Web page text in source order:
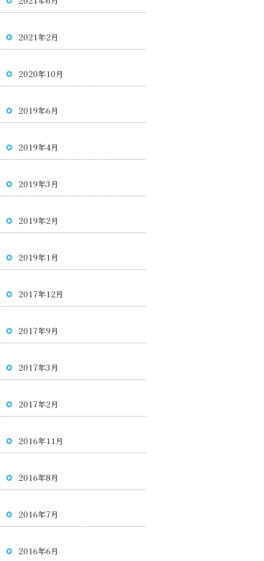
2021年2月
2020年10月
2019年6月
2019年4月
2019年3月
2019年2月
2019年1月
2017年12月
2017年9月
2017年3月
2017年2月
2016年11月
2016年8月
2016年7月
2016年6月